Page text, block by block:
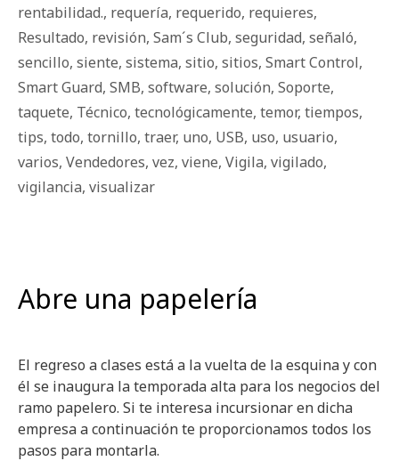
rentabilidad., requería, requerido, requieres,
Resultado, revisión, Sam´s Club, seguridad, señaló,
sencillo, siente, sistema, sitio, sitios, Smart Control,
Smart Guard, SMB, software, solución, Soporte,
taquete, Técnico, tecnológicamente, temor, tiempos,
tips, todo, tornillo, traer, uno, USB, uso, usuario,
varios, Vendedores, vez, viene, Vigila, vigilado,
vigilancia, visualizar
Abre una papelería
El regreso a clases está a la vuelta de la esquina y con
él se inaugura la temporada alta para los negocios del
ramo papelero. Si te interesa incursionar en dicha
empresa a continuación te proporcionamos todos los
pasos para montarla.